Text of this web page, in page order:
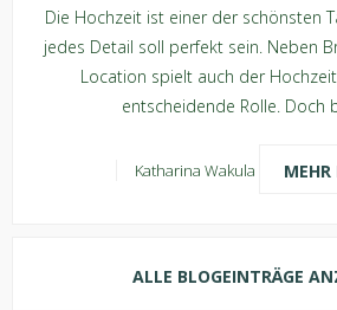
Die Hochzeit ist einer der schönsten
jedes Detail soll perfekt sein. Neben
Location spielt auch der
entscheidende Rolle. Doch
Katharina Wakula MEHR
ALLE BLOGEINTRÄGE